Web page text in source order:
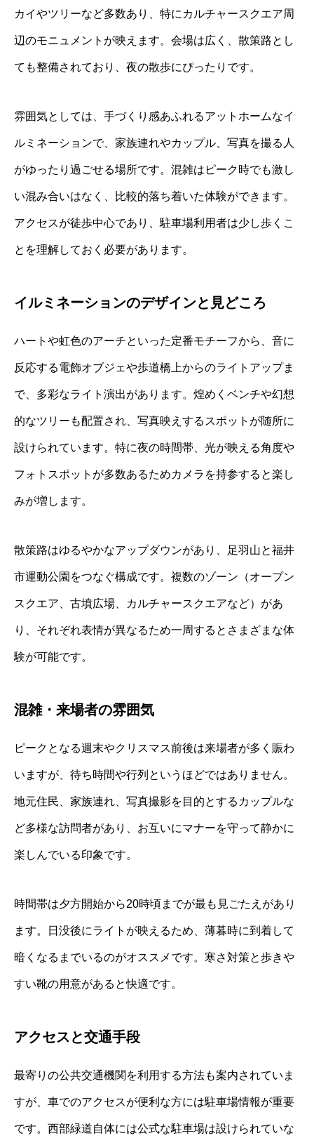
カイやツリーなど多数あり、特にカルチャースクエア周
辺のモニュメントが映えます。会場は広く、散策路とし
ても整備されており、夜の散歩にぴったりです。
雰囲気としては、手づくり感あふれるアットホームなイ
ルミネーションで、家族連れやカップル、写真を撮る人
がゆったり過ごせる場所です。混雑はピーク時でも激し
い混み合いはなく、比較的落ち着いた体験ができます。
アクセスが徒歩中心であり、駐車場利用者は少し歩くこ
とを理解しておく必要があります。
イルミネーションのデザインと見どころ
ハートや虹色のアーチといった定番モチーフから、音に
反応する電飾オブジェや歩道橋上からのライトアップま
で、多彩なライト演出があります。煌めくベンチや幻想
的なツリーも配置され、写真映えするスポットが随所に
設けられています。特に夜の時間帯、光が映える角度や
フォトスポットが多数あるためカメラを持参すると楽し
みが増します。
散策路はゆるやかなアップダウンがあり、足羽山と福井
市運動公園をつなぐ構成です。複数のゾーン（オープン
スクエア、古墳広場、カルチャースクエアなど）があ
り、それぞれ表情が異なるため一周するとさまざまな体
験が可能です。
混雑・来場者の雰囲気
ピークとなる週末やクリスマス前後は来場者が多く賑わ
いますが、待ち時間や行列というほどではありません。
地元住民、家族連れ、写真撮影を目的とするカップルな
ど多様な訪問者があり、お互いにマナーを守って静かに
楽しんでいる印象です。
時間帯は夕方開始から20時頃までが最も見ごたえがあり
ます。日没後にライトが映えるため、薄暮時に到着して
暗くなるまでいるのがオススメです。寒さ対策と歩きや
すい靴の用意があると快適です。
アクセスと交通手段
最寄りの公共交通機関を利用する方法も案内されていま
すが、車でのアクセスが便利な方には駐車場情報が重要
です。西部緑道自体には公式な駐車場は設けられていな